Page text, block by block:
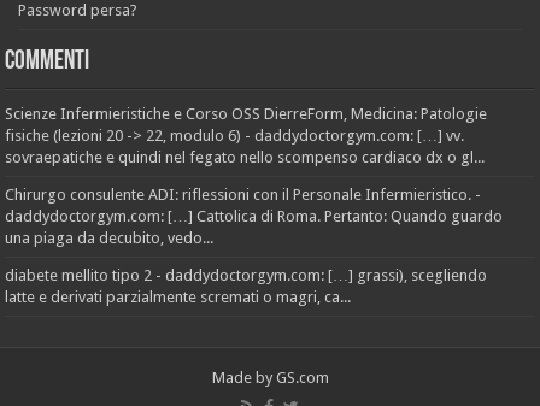
Password persa?
Commenti
Scienze Infermieristiche e Corso OSS DierreForm, Medicina: Patologie
fisiche (lezioni 20 -> 22, modulo 6) - daddydoctorgym.com: […] vv.
sovraepatiche e quindi nel fegato nello scompenso cardiaco dx o gl...
Chirurgo consulente ADI: riflessioni con il Personale Infermieristico. -
daddydoctorgym.com: […] Cattolica di Roma. Pertanto: Quando guardo
una piaga da decubito, vedo...
diabete mellito tipo 2 - daddydoctorgym.com: […] grassi), scegliendo
latte e derivati parzialmente scremati o magri, ca...
Made by GS.com